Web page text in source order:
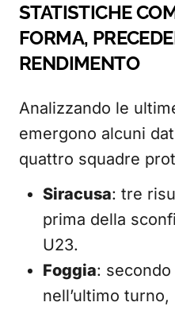
STATISTICHE
FORMA,
RENDIMENTO
Analizzando le
emergono alcuni
quattro squadre
Siracusa: tre
prima della
U23.
Foggia:
nell’ultimo